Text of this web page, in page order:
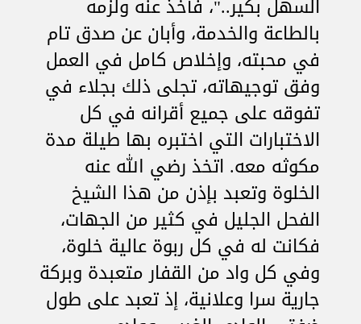
السهل بكير.."، فأخذ عنه ولزمه
بالطاعة والخدمة، وأبان عن صدق تام
في محبته، وإخلاص كامل في العمل
وفق توجيهاته، تجلى ذلك بجلاء في
تفوقه على جميع أقرانه في كل
الاختبارات التي اختبره بها طيلة مدة
مكوثه معه. اتخذ رضي الله عنه
الخلوة وتعبد بإذن من هذا الشيخ
الفحل الجليل في كثير من الجهات،
فكانت له في كل ربوة عالية خلوة،
وفي كل واد من القفار متعبدة وبركة
جارية سرا وعلانية، إذ تعبد على طول